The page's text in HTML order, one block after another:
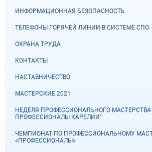
ИНФОРМАЦИОННАЯ БЕЗОПАСНОСТЬ
ТЕЛЕФОНЫ ГОРЯЧЕЙ ЛИНИИ В СИСТЕМЕ СПО
ОХРАНА ТРУДА
КОНТАКТЫ
НАСТАВНИЧЕСТВО
МАСТЕРСКИЕ 2021
НЕДЕЛЯ ПРОФЕССИОНАЛЬНОГО
ПРОФЕССИОНАЛЫ КАРЕЛИИ"
ЧЕМПИОНАТ ПО ПРОФЕССИОНАЛЬНОМУ
«ПРОФЕССИОНАЛЫ»